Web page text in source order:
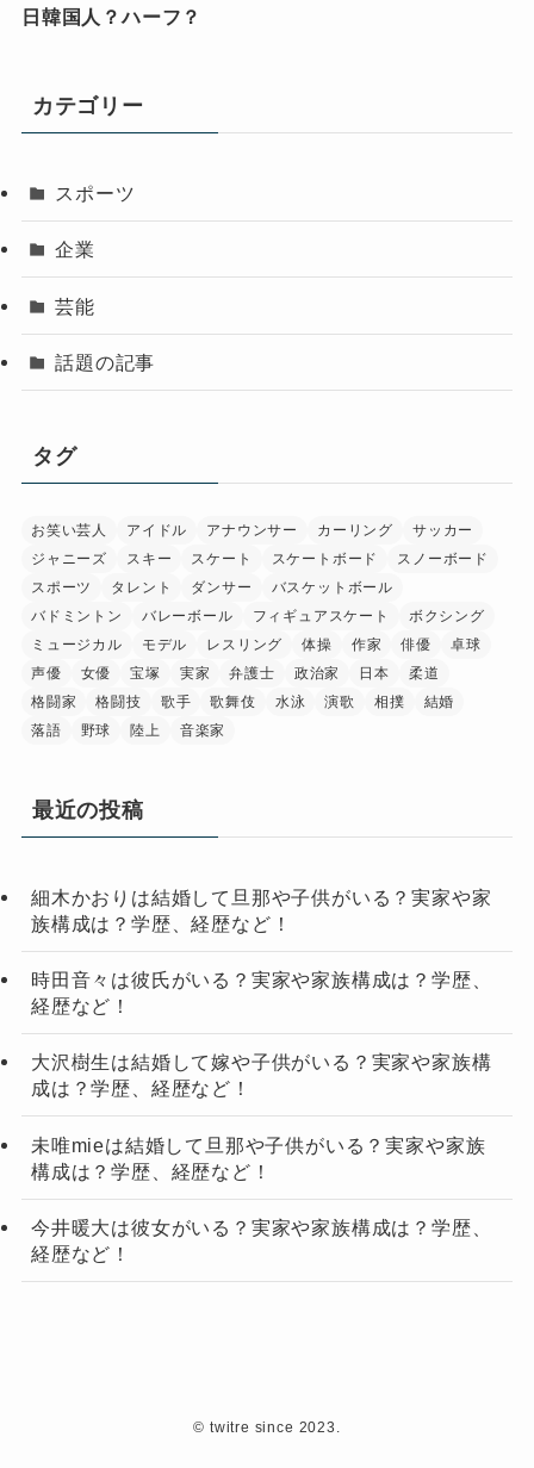
日韓国人？ハーフ？
カテゴリー
スポーツ
企業
芸能
話題の記事
タグ
お笑い芸人 アイドル アナウンサー カーリング
サッカー
ジャニーズ
スキー スケート スケートボード
スノーボード
スポーツ
タレント ダンサー
バスケットボール
バドミントン
バレーボール フィギュアスケート
ボクシング
ミュージカル
モデル レスリング 体操 作家 俳優
卓球
声優
女優 宝塚 実家 弁護士 政治家 日本
柔道
格闘家
格闘技 歌手 歌舞伎 水泳 演歌 相撲
結婚
落語
野球 陸上 音楽家
最近の投稿
細木かおりは結婚して旦那や子供がいる？実家や家
族構成は？学歴、経歴など！
時田音々は彼氏がいる？実家や家族構成は？学歴、
経歴など！
大沢樹生は結婚して嫁や子供がいる？実家や家族構
成は？学歴、経歴など！
未唯mieは結婚して旦那や子供がいる？実家や家族
構成は？学歴、経歴など！
今井暖大は彼女がいる？実家や家族構成は？学歴、
経歴など！
© twitre since 2023.